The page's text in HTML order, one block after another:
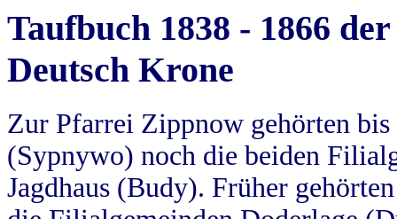
Taufbuch 1838 - 1866
Deutsch Krone
Zur Pfarrei Zippnow gehörten
(Sypnywo) noch die beiden
Jagdhaus (Budy). Früher